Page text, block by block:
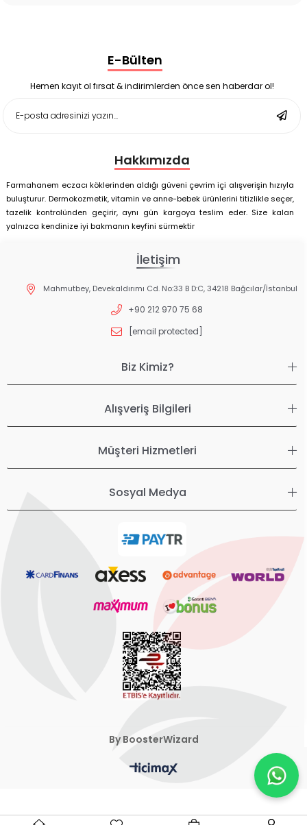
Enterogermina Family 5 ml 20 Flakon
Deep Flex Stres Azaltıcı ve Enerji Dengeleyici Topraklama
Matı Set 40x60 cm
Deep Flex Stres Azaltıcı ve Enerji Dengeleyici Topraklama
E-Bülten
Hemen kayıt ol fırsat & indirimlerden önce sen haberdar ol!
Hakkımızda
Farmahanem eczacı köklerinden aldığı güveni çevrim içi alışverişin hızıyla
buluşturur. Dermokozmetik, vitamin ve anne-bebek ürünlerini titizlikle seçer,
tazelik kontrolünden geçirir, aynı gün kargoya teslim eder. Size kalan
yalnızca kendinize iyi bakmanın keyfini sürmektir
İletişim
Mahmutbey, Devekaldırımı Cd. No:33 B D:C, 34218 Bağcılar/İstanbul
+90 212 970 75 68
[email protected]
Biz Kimiz?
Alışveriş Bilgileri
Müşteri Hizmetleri
Sosyal Medya
By BoosterWizard